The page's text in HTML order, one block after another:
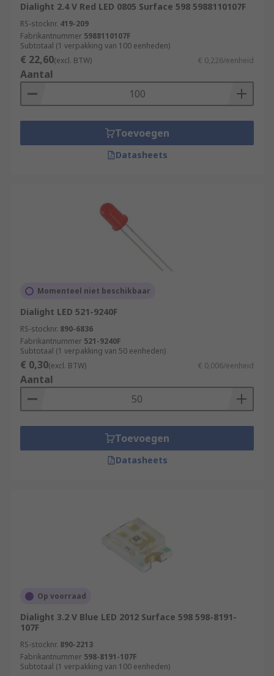
Dialight 2.4 V Red LED 0805 Surface 598 5988110107F
RS-stocknr. 419-209
Fabrikantnummer 5988110107F
Subtotaal (1 verpakking van 100 eenheden)
€ 22,60(excl. BTW) € 0,226/eenheid
Aantal
Toevoegen
Datasheets
Momenteel niet beschikbaar
Dialight LED 521-9240F
RS-stocknr. 890-6836
Fabrikantnummer 521-9240F
Subtotaal (1 verpakking van 50 eenheden)
€ 0,30(excl. BTW) € 0,006/eenheid
Aantal
Toevoegen
Datasheets
Op voorraad
Dialight 3.2 V Blue LED 2012 Surface 598 598-8191-
107F
RS-stocknr. 890-2213
Fabrikantnummer 598-8191-107F
Subtotaal (1 verpakking van 100 eenheden)